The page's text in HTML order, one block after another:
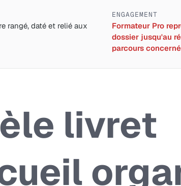
rangé, daté et relié aux
ENGAGEMENT
Formateur Pro
dossier jusqu'au
parcours
livret